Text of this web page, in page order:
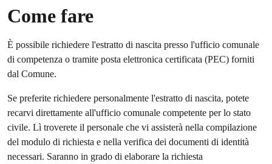
Come fare
È possibile richiedere l'estratto di nascita presso l'ufficio comunale
di competenza o tramite posta elettronica certificata (PEC) forniti
dal Comune.
Se preferite richiedere personalmente l'estratto di nascita, potete
recarvi direttamente all'ufficio comunale competente per lo stato
civile. Lì troverete il personale che vi assisterà nella compilazione
del modulo di richiesta e nella verifica dei documenti di identità
necessari. Saranno in grado di elaborare la richiesta